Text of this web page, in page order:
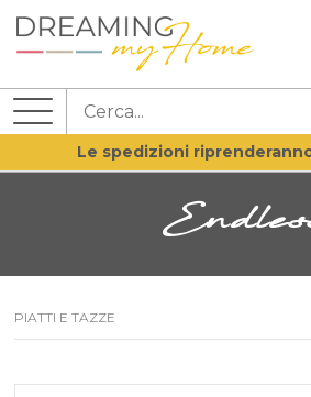
Le spedizioni
PIATTI E TAZZE